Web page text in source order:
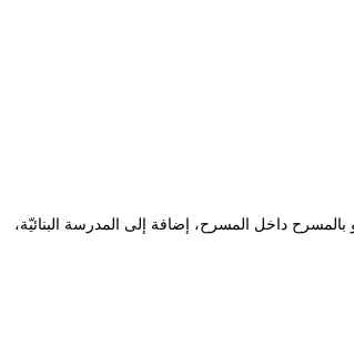
داخل المسرح، إضافة إلى المدرسة البنائيّة،